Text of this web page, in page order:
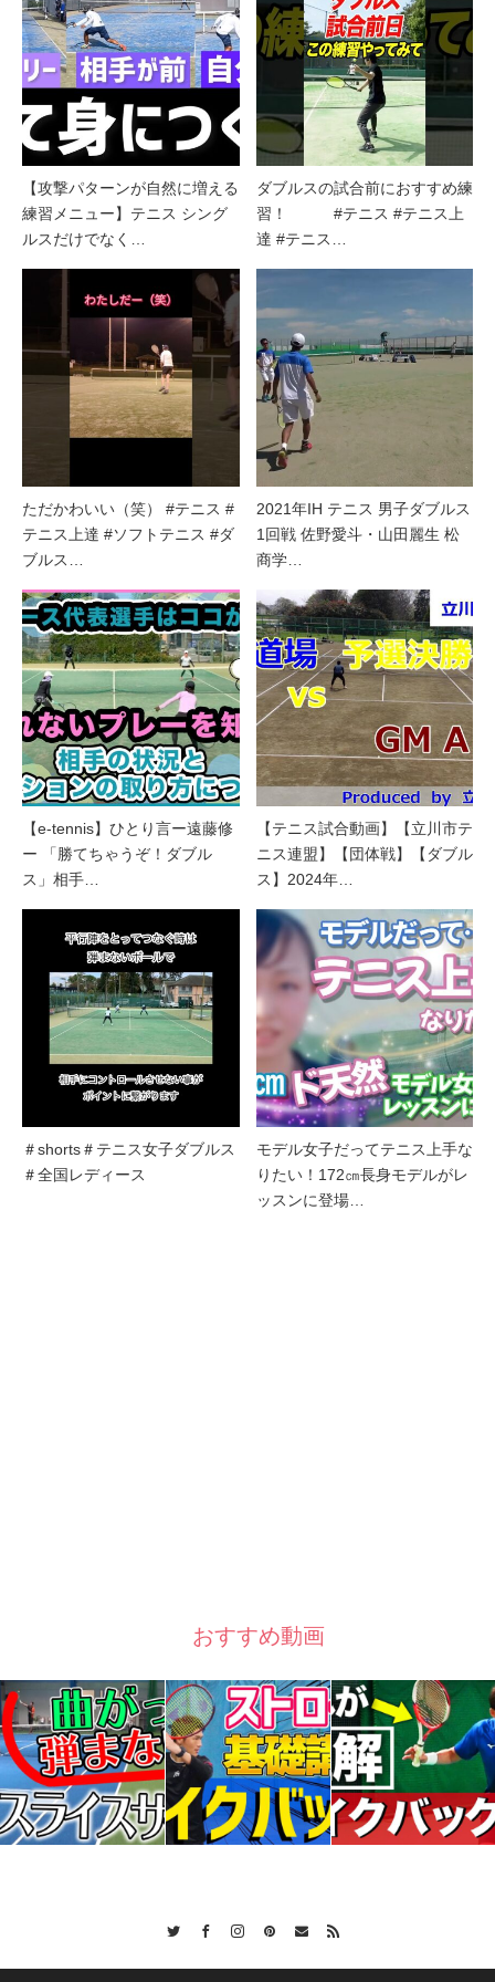
【攻撃パターンが自然に増える
練習メニュー】テニス シング
ルスだけでなく…
ダブルスの試合前におすすめ練
習！ #テニス #テニス上
達 #テニス…
ただかわいい（笑） #テニス #
テニス上達 #ソフトテニス #ダ
ブルス…
2021年IH テニス 男子ダブルス
1回戦 佐野愛斗・山田麗生 松
商学…
【e-tennis】ひとり言ー遠藤修
ー 「勝てちゃうぞ！ダブル
ス」相手…
【テニス試合動画】【立川市テ
ニス連盟】【団体戦】【ダブル
ス】2024年…
＃shorts＃テニス女子ダブルス
＃全国レディース
モデル女子だってテニス上手な
りたい！172㎝長身モデルがレ
ッスンに登場…
おすすめ動画